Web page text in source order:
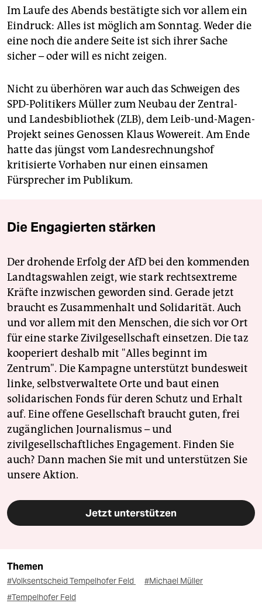
Im Laufe des Abends bestätigte sich vor allem ein
Eindruck: Alles ist möglich am Sonntag. Weder die
eine noch die andere Seite ist sich ihrer Sache
sicher – oder will es nicht zeigen.
Nicht zu überhören war auch das Schweigen des
SPD-Politikers Müller zum Neubau der Zentral-
und Landesbibliothek (ZLB), dem Leib-und-Magen-
Projekt seines Genossen Klaus Wowereit. Am Ende
hatte das jüngst vom Landesrechnungshof
kritisierte Vorhaben nur einen einsamen
Fürsprecher im Publikum.
Die Engagierten stärken
Der drohende Erfolg der AfD bei den kommenden
Landtagswahlen zeigt, wie stark rechtsextreme
Kräfte inzwischen geworden sind. Gerade jetzt
braucht es Zusammenhalt und Solidarität. Auch
und vor allem mit den Menschen, die sich vor Ort
für eine starke Zivilgesellschaft einsetzen. Die taz
kooperiert deshalb mit "Alles beginnt im
Zentrum". Die Kampagne unterstützt bundesweit
linke, selbstverwaltete Orte und baut einen
solidarischen Fonds für deren Schutz und Erhalt
auf. Eine offene Gesellschaft braucht guten, frei
zugänglichen Journalismus – und
zivilgesellschaftliches Engagement. Finden Sie
auch? Dann machen Sie mit und unterstützen Sie
unsere Aktion.
Jetzt unterstützen
Themen
#Volksentscheid Tempelhofer Feld
#Michael Müller
#Tempelhofer Feld